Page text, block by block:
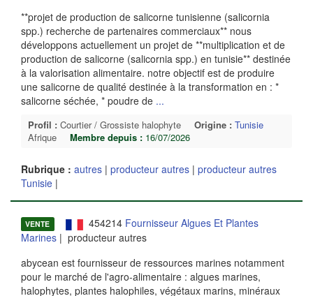
**projet de production de salicorne tunisienne (salicornia
spp.) recherche de partenaires commerciaux** nous
développons actuellement un projet de **multiplication et de
production de salicorne (salicornia spp.) en tunisie** destinée
à la valorisation alimentaire. notre objectif est de produire
une salicorne de qualité destinée à la transformation en : *
salicorne séchée, * poudre de ...
Profil : Courtier / Grossiste halophyte Origine : Tunisie
Afrique
Membre depuis : 16/07/2026
Rubrique : autres | producteur autres | producteur autres
Tunisie |
VENTE 454214 Fournisseur Algues Et Plantes
Marines | producteur autres
abycean est fournisseur de ressources marines notamment
pour le marché de l'agro-alimentaire : algues marines,
halophytes, plantes halophiles, végétaux marins, minéraux